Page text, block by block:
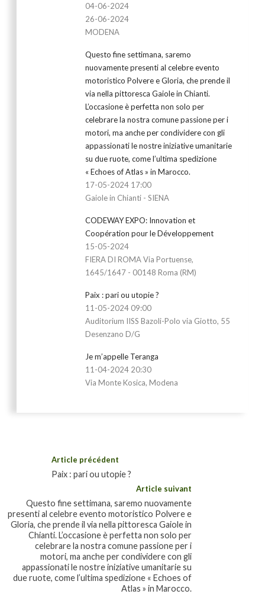
04-06-2024
26-06-2024
MODENA
Questo fine settimana, saremo
nuovamente presenti al celebre evento
motoristico Polvere e Gloria, che prende il
via nella pittoresca Gaiole in Chianti.
L’occasione è perfetta non solo per
celebrare la nostra comune passione per i
motori, ma anche per condividere con gli
appassionati le nostre iniziative umanitarie
su due ruote, come l’ultima spedizione
« Echoes of Atlas » in Marocco.
17-05-2024 17:00
Gaiole in Chianti - SIENA
CODEWAY EXPO: Innovation et
Coopération pour le Développement
15-05-2024
FIERA DI ROMA Via Portuense,
1645/1647 - 00148 Roma (RM)
Paix : pari ou utopie ?
11-05-2024 09:00
Auditorium IISS Bazoli-Polo via Giotto, 55
Desenzano D/G
Je m’appelle Teranga
11-04-2024 20:30
Via Monte Kosica, Modena
Article précédent
Paix : pari ou utopie ?
Article suivant
Questo fine settimana, saremo nuovamente
presenti al celebre evento motoristico Polvere e
Gloria, che prende il via nella pittoresca Gaiole in
Chianti. L’occasione è perfetta non solo per
celebrare la nostra comune passione per i
motori, ma anche per condividere con gli
appassionati le nostre iniziative umanitarie su
due ruote, come l’ultima spedizione « Echoes of
Atlas » in Marocco.